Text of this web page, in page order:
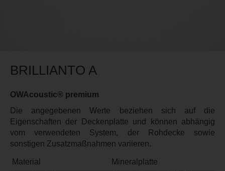
BRILLIANTO A
OWAcoustic® premium
Die angegebenen Werte beziehen sich auf die
Eigenschaften der Deckenplatte und können abhängig
vom verwendeten System, der Rohdecke sowie
sonstigen Zusatzmaßnahmen variieren.
Material
Mineralplatte